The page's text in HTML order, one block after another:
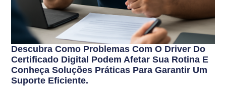
Descubra Como Problemas Com O Driver Do
Certificado Digital Podem Afetar Sua Rotina E
Conheça Soluções Práticas Para Garantir Um
Suporte Eficiente.